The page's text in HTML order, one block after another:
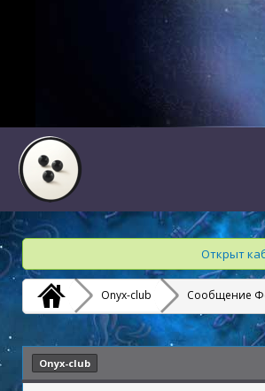
Открыт
Onyx-club Сообщение
Onyx-club